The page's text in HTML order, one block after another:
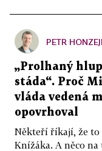
PETR
„Prolhaný
stáda“. Proč
vláda vedená
opovrhoval
Někteří říkají, že to
Knížáka. A něco